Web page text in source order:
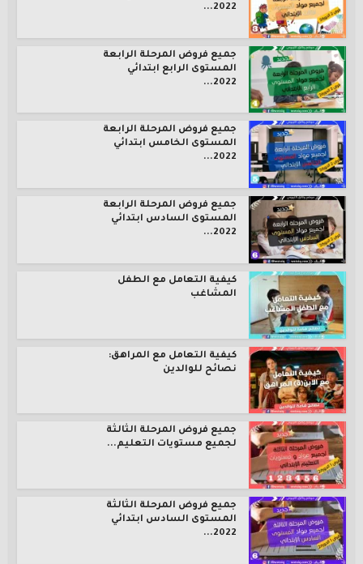
2022...
جميع فروض المرحلة الرابعة
المستوى الرابع ابتدائي
2022...
جميع فروض المرحلة الرابعة
المستوى الخامس ابتدائي
2022...
جميع فروض المرحلة الرابعة
المستوى السادس ابتدائي
2022...
كيفية التعامل مع الطفل
المشاغب
كيفية التعامل مع المراهق:
نصائح للوالدين
جميع فروض المرحلة الثالثة
لجميع مستويات التعليم...
جميع فروض المرحلة الثالثة
المستوى السادس ابتدائي
2022...